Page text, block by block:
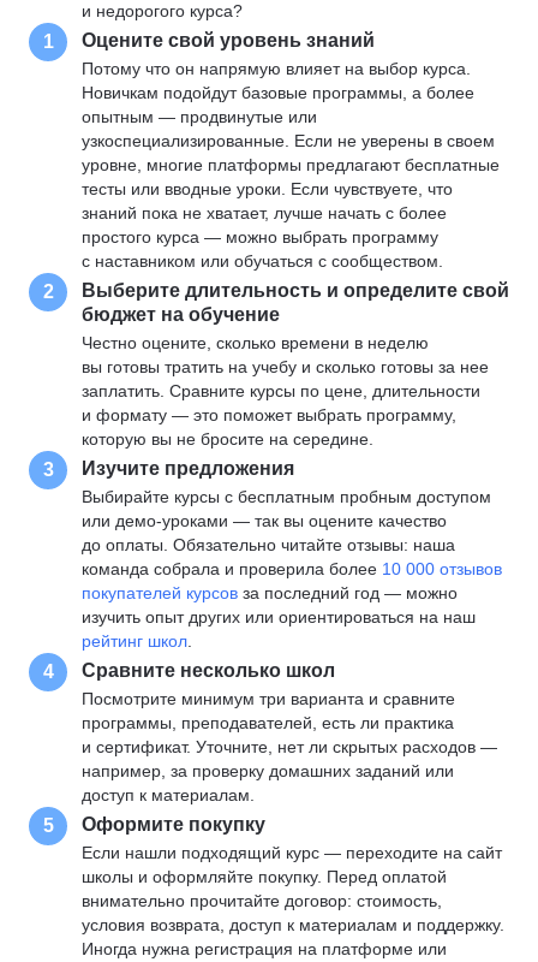
и недорогого курса?
1 Оцените свой уровень знаний
Потому что он напрямую влияет на выбор курса.
Новичкам подойдут базовые программы, а более
опытным — продвинутые или
узкоспециализированные. Если не уверены в своем
уровне, многие платформы предлагают бесплатные
тесты или вводные уроки. Если чувствуете, что
знаний пока не хватает, лучше начать с более
простого курса — можно выбрать программу
с наставником или обучаться с сообществом.
2
Выберите длительность и определите свой
бюджет на обучение
Честно оцените, сколько времени в неделю
вы готовы тратить на учебу и сколько готовы за нее
заплатить. Сравните курсы по цене, длительности
и формату — это поможет выбрать программу,
которую вы не бросите на середине.
3 Изучите предложения
Выбирайте курсы с бесплатным пробным доступом
или демо-уроками — так вы оцените качество
до оплаты. Обязательно читайте отзывы: наша
команда собрала и проверила более 10 000 отзывов
покупателей курсов за последний год — можно
изучить опыт других или ориентироваться на наш
рейтинг школ
4 Сравните несколько школ
Посмотрите минимум три варианта и сравните
программы, преподавателей, есть ли практика
и сертификат. Уточните, нет ли скрытых расходов —
например, за проверку домашних заданий или
доступ к материалам.
5 Оформите покупку
Если нашли подходящий курс — переходите на сайт
школы и оформляйте покупку. Перед оплатой
внимательно прочитайте договор: стоимость,
условия возврата, доступ к материалам и поддержку.
Иногда нужна регистрация на платформе или